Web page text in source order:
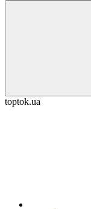
toptok.ua